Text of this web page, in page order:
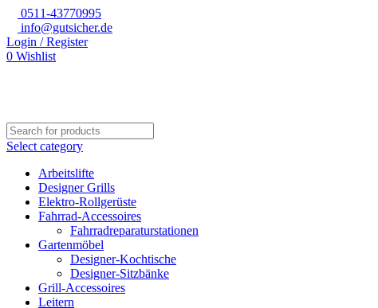
0511-43770995
info@gutsicher.de
Login / Register
0 Wishlist
Select category
Arbeitslifte
Designer Grills
Elektro-Rollgerüste
Fahrrad-Accessoires
Fahrradreparaturstationen
Gartenmöbel
Designer-Kochtische
Designer-Sitzbänke
Grill-Accessoires
Leitern